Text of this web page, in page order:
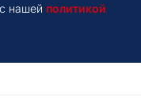
нашей политикой